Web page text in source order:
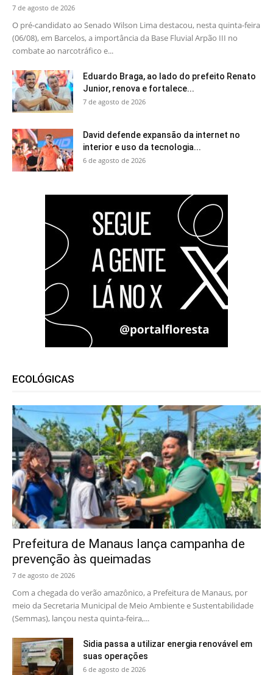
7 de agosto de 2026
O pré-candidato ao Senado Wilson Lima destacou, nesta quinta-feira
(06/08), em Barcelos, a importância da Base Fluvial Arpão III no
combate ao narcotráfico e...
Eduardo Braga, ao lado do prefeito Renato
Junior, renova e fortalece...
7 de agosto de 2026
David defende expansão da internet no
interior e uso da tecnologia...
6 de agosto de 2026
ECOLÓGICAS
Prefeitura de Manaus lança campanha de
prevenção às queimadas
7 de agosto de 2026
Com a chegada do verão amazônico, a Prefeitura de Manaus, por
meio da Secretaria Municipal de Meio Ambiente e Sustentabilidade
(Semmas), lançou nesta quinta-feira,...
Sidia passa a utilizar energia renovável em
suas operações
6 de agosto de 2026